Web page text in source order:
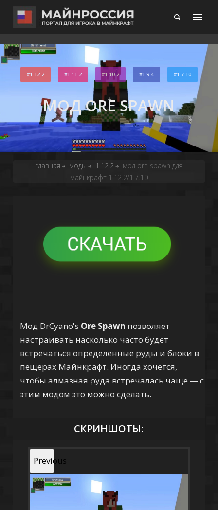
1.12.2 1.11.2 1.10.2 1.9.4 1.7.10
МОД ORE SPAWN
главная ➔ моды ➔ 1.12.2 ➔
мод ore spawn для
майнкрафт 1.12.2/1.7.10
Мод DrCyano's Ore Spawn позволяет
настраивать насколько часто будет
встречаться определенные руды и блоки в
пещерах Майнкрафт. Иногда хочется,
чтобы алмазная руда встречалась чаще — с
этим модом это можно сделать.
СКРИНШОТЫ:
Previous